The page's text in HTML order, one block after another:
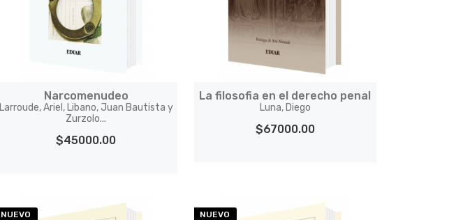
Narcomenudeo
Larroude, Ariel, Libano, Juan Bautista y
Zurzolo...
$45000.00
La filosofia en el derecho penal
Luna, Diego
$67000.00
NUEVO NUEVO